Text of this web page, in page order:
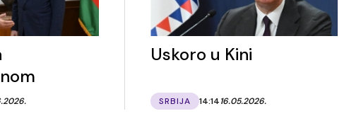
Uskoro u Kini
SRBIJA 14:1416.05.2026.